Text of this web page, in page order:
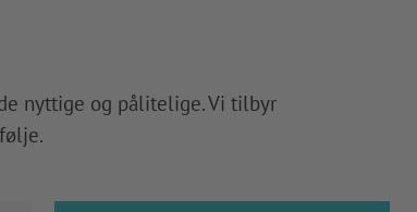
nyttige og pålitelige. Vi tilbyr